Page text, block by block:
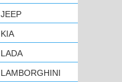
JEEP
KIA
LADA
LAMBORGHINI